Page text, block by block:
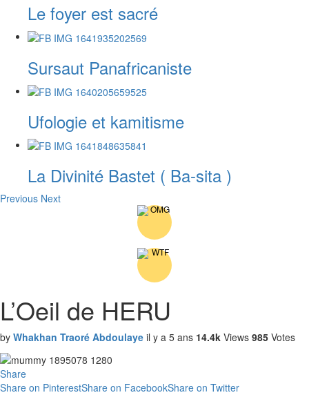
Le foyer est sacré
Sursaut Panafricaniste
Ufologie et kamitisme
La Divinité Bastet ( Ba-sita )
Previous Next
L’Oeil de HERU
by Whakhan Traoré Abdoulaye il y a 5 ans 14.4k Views 985 Votes
Share
Share on PinterestShare on FacebookShare on Twitter